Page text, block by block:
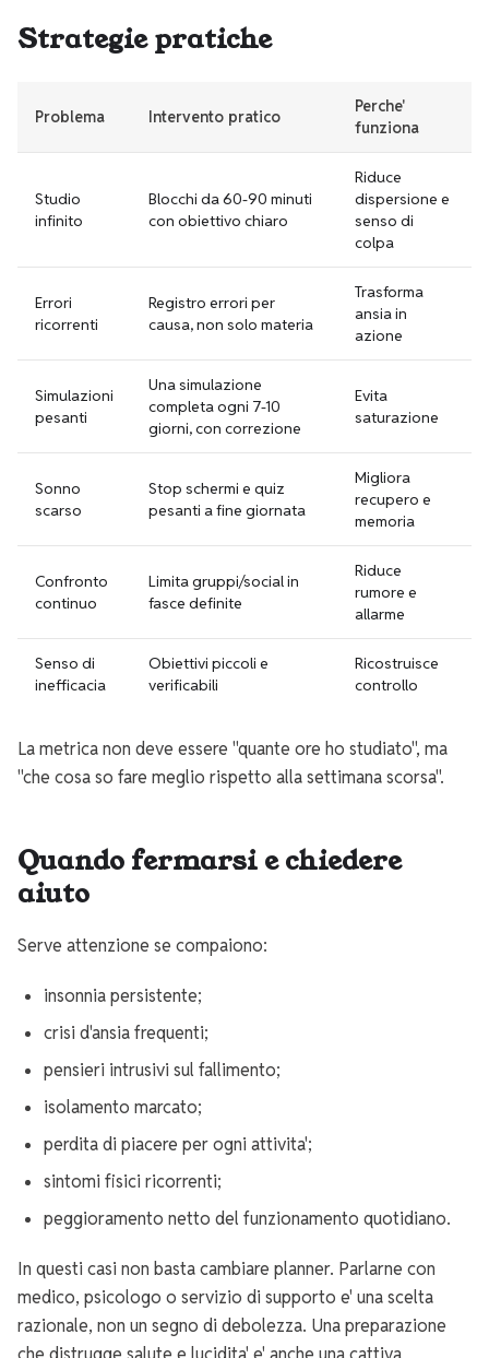
Strategie pratiche
Problema Intervento pratico
Perche'
funziona
Studio
infinito
Blocchi da 60-90 minuti
con obiettivo chiaro
Riduce
dispersione e
senso di
colpa
Errori
ricorrenti
Registro errori per
causa, non solo materia
Trasforma
ansia in
azione
Simulazioni
pesanti
Una simulazione
completa ogni 7-10
giorni, con correzione
Evita
saturazione
Sonno
scarso
Stop schermi e quiz
pesanti a fine giornata
Migliora
recupero e
memoria
Confronto
continuo
Limita gruppi/social in
fasce definite
Riduce
rumore e
allarme
Senso di
inefficacia
Obiettivi piccoli e
verificabili
Ricostruisce
controllo
La metrica non deve essere "quante ore ho studiato", ma
"che cosa so fare meglio rispetto alla settimana scorsa".
Quando fermarsi e chiedere
aiuto
Serve attenzione se compaiono:
insonnia persistente;
crisi d'ansia frequenti;
pensieri intrusivi sul fallimento;
isolamento marcato;
perdita di piacere per ogni attivita';
sintomi fisici ricorrenti;
peggioramento netto del funzionamento quotidiano.
In questi casi non basta cambiare planner. Parlarne con
medico, psicologo o servizio di supporto e' una scelta
razionale, non un segno di debolezza. Una preparazione